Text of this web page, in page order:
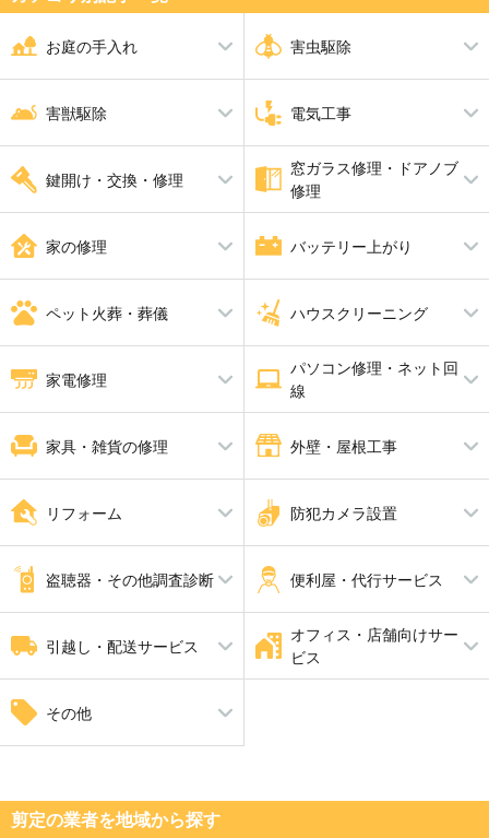
お庭の手入れ
剪定
伐採
シャッター修理
アスファルト工事
ブロック工事・コンクリート工
害虫駆除
シロアリ駆除
ダニ・ノミ・トコジラミ駆除
ゴキブリ駆除
害獣駆除
アライグマ・イタチ・ハクビシ
ハト駆除
電気工事
アンテナ工事
漏電修理
換気扇・レンジフード工事
照明工事
LAN配線工事
鍵開け・交換・修理
鍵開け・交換・修理
合い鍵製作
窓ガラス修理・ドアノブ
修理
ガラス修理・交換 ドアノブ修理
家の修理
水漏れ修理・トイレつまり工事
雨漏り修理
バッテリー上がり
バッテリー上がり
ペット火葬・葬儀
ペット火葬・葬儀
ハウスクリーニング
消臭・脱臭
ハウスクリーニング
バスルームクリーニング
家電修理
エアコン修理
パソコン修理・ネット回
線
パソコン修理
家具・雑貨の修理
家具修理 ピアノ調律 ピアノ修理
外壁・屋根工事
屋根工事
解体工事
リフォーム
内装工事
手すり設置
防犯カメラ設置
防犯カメラ設置
盗聴器・その他調査診断
盗聴器調査
便利屋・代行サービス
家具組立・移動
引越し・配送サービス
引越し
オフィス・店舗向けサー
ビス
自動ドア修理
その他
剪定の業者を地域から探す